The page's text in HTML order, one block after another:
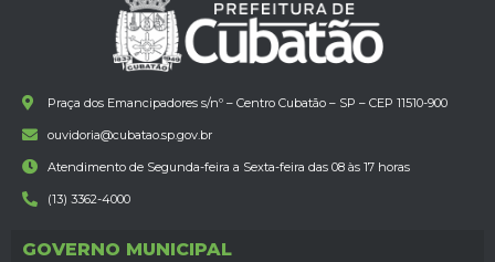
Praça dos Emancipadores s/nº – Centro Cubatão – SP – CEP 11510-900
ouvidoria@cubatao.sp.gov.br
Atendimento de Segunda-feira a Sexta-feira das 08 às 17 horas
(13) 3362-4000
GOVERNO MUNICIPAL